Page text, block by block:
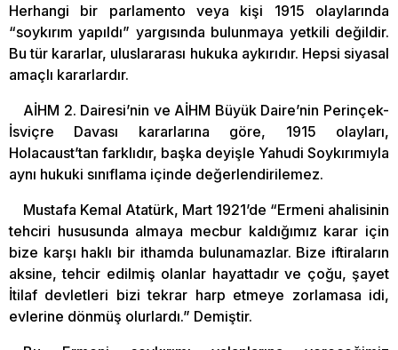
Herhangi bir parlamento veya kişi 1915 olaylarında
“soykırım yapıldı” yargısında bulunmaya yetkili değildir.
Bu tür kararlar, uluslararası hukuka aykırıdır. Hepsi siyasal
amaçlı kararlardır.
AİHM 2. Dairesi’nin ve AİHM Büyük Daire’nin Perinçek-
İsviçre Davası kararlarına göre, 1915 olayları,
Holacaust’tan farklıdır, başka deyişle Yahudi Soykırımıyla
aynı hukuki sınıflama içinde değerlendirilemez.
Mustafa Kemal Atatürk, Mart 1921’de “Ermeni ahalisinin
tehciri hususunda almaya mecbur kaldığımız karar için
bize karşı haklı bir ithamda bulunamazlar. Bize iftiraların
aksine, tehcir edilmiş olanlar hayattadır ve çoğu, şayet
İtilaf devletleri bizi tekrar harp etmeye zorlamasa idi,
evlerine dönmüş olurlardı.” Demiştir.